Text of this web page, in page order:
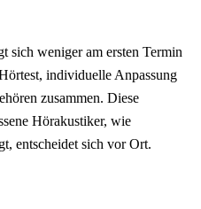
sich weniger am ersten Termin
individuelle Anpassung
zusammen. Diese
Hörakustiker, wie
entscheidet sich vor Ort.